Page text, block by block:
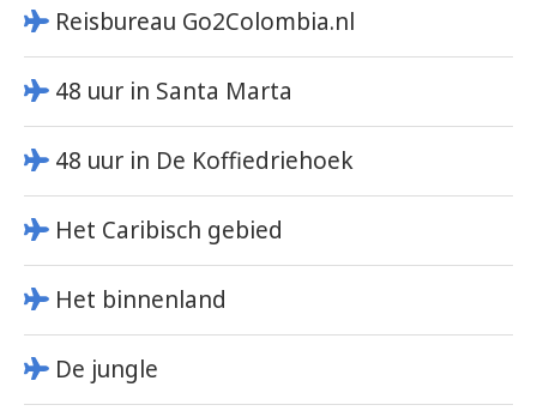
Reisbureau Go2Colombia.nl
48 uur in Santa Marta
48 uur in De Koffiedriehoek
Het Caribisch gebied
Het binnenland
De jungle